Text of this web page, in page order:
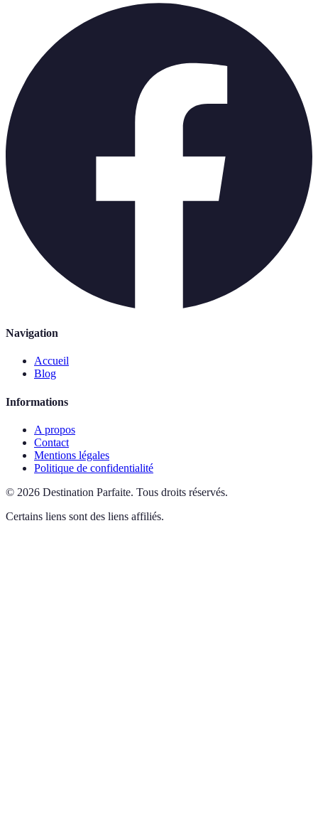
Navigation
Accueil
Blog
Informations
A propos
Contact
Mentions légales
Politique de confidentialité
© 2026 Destination Parfaite. Tous droits réservés.
Certains liens sont des liens affiliés.